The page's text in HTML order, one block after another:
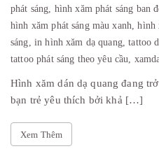
phát sáng, hình xăm phát sáng ban
hình xăm phát sáng màu xanh,hình
sáng, in hình xăm dạ quang,tattoo
tattoo phát sáng theo yêu cầu,
Hình xăm dán dạ quang đang
bạn trẻ yêu thích bởi khả […]
Xem Thêm